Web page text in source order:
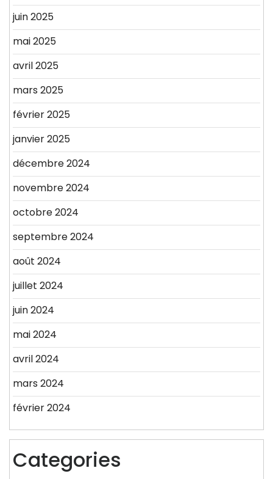
juin 2025
mai 2025
avril 2025
mars 2025
février 2025
janvier 2025
décembre 2024
novembre 2024
octobre 2024
septembre 2024
août 2024
juillet 2024
juin 2024
mai 2024
avril 2024
mars 2024
février 2024
Categories